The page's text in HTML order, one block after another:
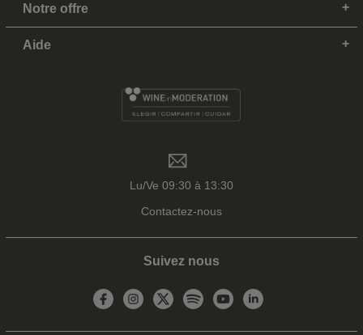
Notre offre
Aide
Lu/Ve 09:30 à 13:30
Contactez-nous
Suivez nous